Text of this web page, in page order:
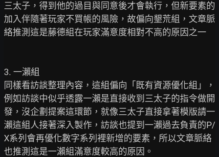
三太子，得到他的過目與同意後才會執行，但新要素的
加入伴隨著玩家不買帳的風險，故偏向墾荒組，文章脈
絡推測這是藤德組在玩家滿意度相對不高的原因之一
3. 一瀨組
同樣看訪談整理內容，這組偏向「既有資源優化組」，
例如訪談中似乎透露一瀨是直接收到三太子的指令做開
發，沒企劃提案這環節，就像三太子直接拿著模版請一
瀨這組人接著深入製作，訪談也提到一瀨過去負責的P/
X系列會再優化數字系列裡新增的要素，所以文章脈絡
也推測這是一瀨組滿意度較高的原因。